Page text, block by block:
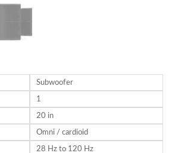
Subwoofer
1
20 in
Omni / cardioid
28 Hz to 120 Hz